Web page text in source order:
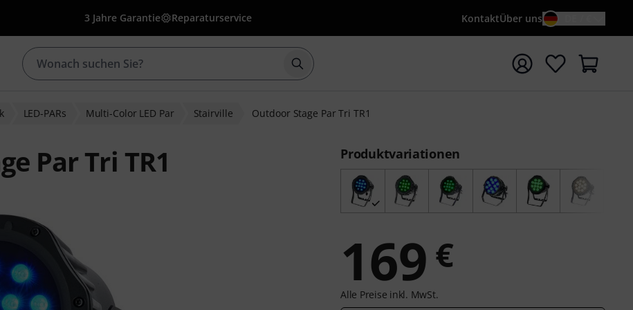
3 Jahre Garantie Reparaturservice KontaktÜber uns
Suche mit Suchwort {searchTerm} starten
LED-PARs Multi-Color LED Par Stairville Outdoor Stage Par Tri TR1
Par Tri TR1 Produktvariationen
169 €
Alle Preise inkl. MwSt.